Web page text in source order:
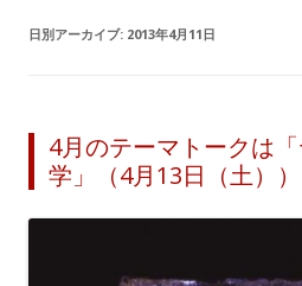
日別アーカイブ: 2013年4月11日
4月のテーマトークは
学」（4月13日（土）